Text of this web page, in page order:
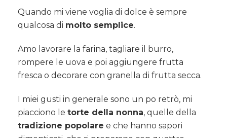
Quando mi viene voglia di dolce è sempre
qualcosa di molto semplice.
Amo lavorare la farina, tagliare il burro,
rompere le uova e poi aggiungere frutta
fresca o decorare con granella di frutta secca.
I miei gusti in generale sono un po retrò, mi
piacciono le torte della nonna, quelle della
tradizione popolare e che hanno sapori